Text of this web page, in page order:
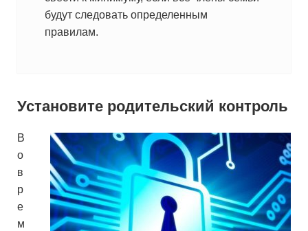
будут следовать определенным
правилам.
Установите родительский контроль
В
о
в
р
е
м